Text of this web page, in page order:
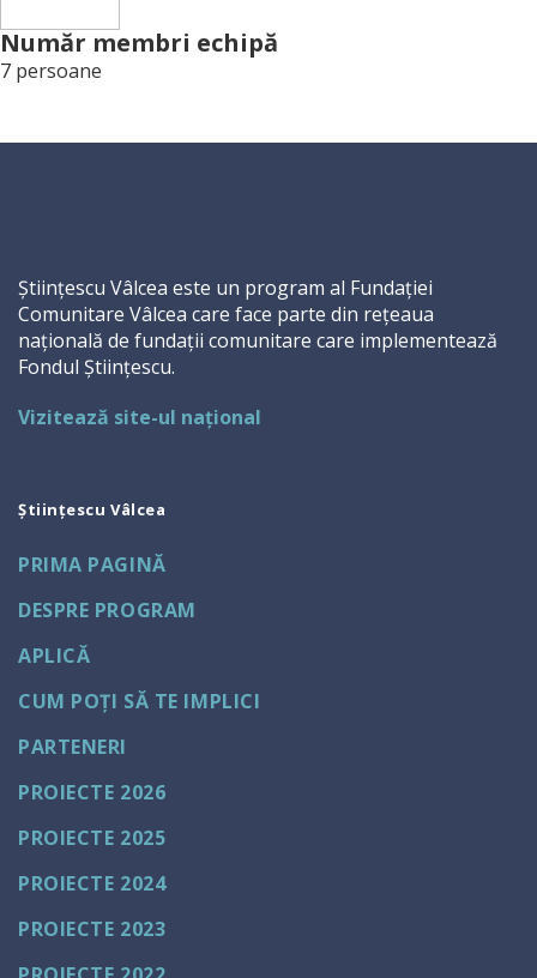
Număr membri echipă
7 persoane
Științescu Vâlcea este un program al Fundației
Comunitare Vâlcea care face parte din rețeaua
națională de fundații comunitare care implementează
Fondul Științescu.
Vizitează site-ul național
Științescu Vâlcea
PRIMA PAGINĂ
DESPRE PROGRAM
APLICĂ
CUM POȚI SĂ TE IMPLICI
PARTENERI
PROIECTE 2026
PROIECTE 2025
PROIECTE 2024
PROIECTE 2023